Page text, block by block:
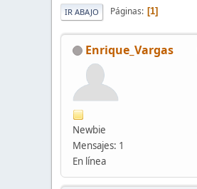
IR ABAJO Páginas 1
Enrique_Vargas
Newbie
Mensajes: 1
En línea